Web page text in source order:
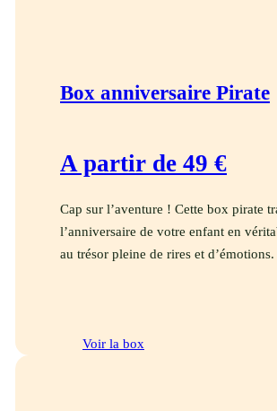
Box anniversaire Pirate
A partir de 49 €
Cap sur l’aventure ! Cette box pirate
l’anniversaire de votre enfant en
au trésor pleine de rires et d’émotions.
Voir la box